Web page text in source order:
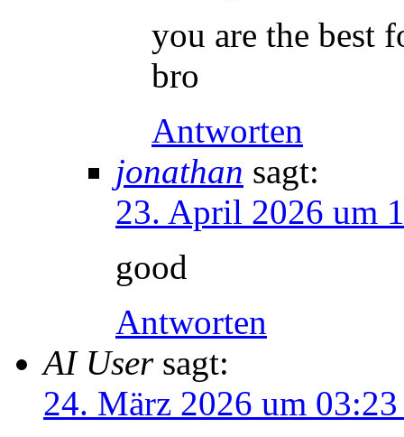
you are the best
bro
Antworten
jonathan sagt:
23. April 2026 um
good
Antworten
AI User sagt:
24. März 2026 um